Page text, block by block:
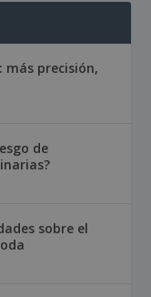
precisión,
de
sobre el